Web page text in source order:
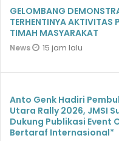
GELOMBANG
TERHENTINYA AKTIVITAS
TIMAH MASYARAKAT
News 15 jam lalu
Anto Genk Hadiri
Utara Rally 2026, JMSI
Dukung Publikasi Event
Bertaraf Internasional*